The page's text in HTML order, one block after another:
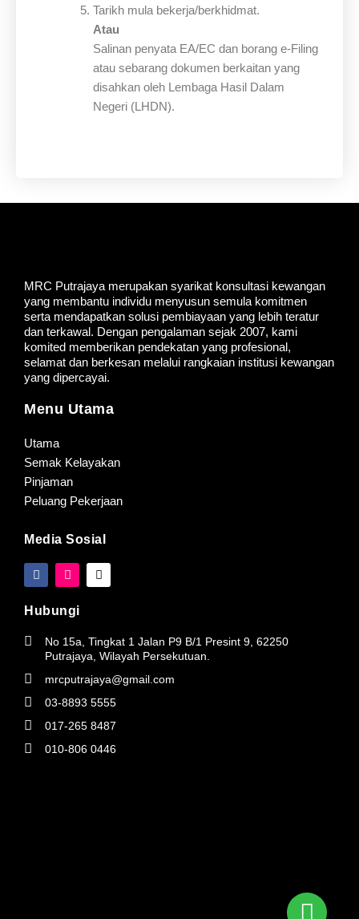
Tarikh mula bekerja/berkhidmat.
Atau
Salinan penyata EA/EC dan borang e-Filing
atau sebarang dokumen berkaitan yang
disahkan oleh Lembaga Hasil Dalam
Negeri (LHDN).
MRC Putrajaya merupakan syarikat konsultasi kewangan
yang membantu individu menyusun semula komitmen
serta mendapatkan solusi pembiayaan yang lebih teratur
dan terkawal. Dengan pengalaman sejak 2007, kami
komited memberikan pendekatan yang profesional,
selamat dan berkesan melalui rangkaian institusi kewangan
yang dipercayai.
Menu Utama
Utama
Semak Kelayakan
Pinjaman
Peluang Pekerjaan
Media Sosial
F
a
c
e
b
I
n
s
t
a
r
a
m
T
i
k
Hubungi
No 15a, Tingkat 1 Jalan P9 B/1 Presint 9, 62250
Putrajaya, Wilayah Persekutuan.
mrcputrajaya@gmail.com
03-8893 5555
017-265 8487
010-806 0446